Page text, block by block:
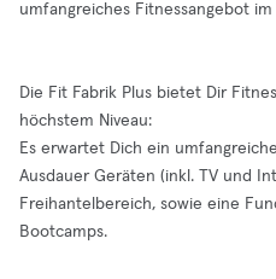
umfangreiches Fitnessangebot
Die Fit Fabrik Plus bietet Dir
höchstem Niveau:
Es erwartet Dich ein
Ausdauer Geräten (inkl. TV und
Freihantelbereich, sowie eine
Bootcamps.